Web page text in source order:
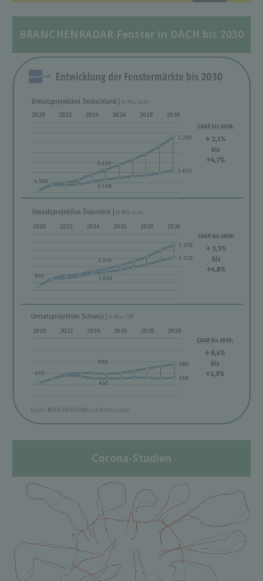
BRANCHENRADAR Fenster in DACH bis 2030
Corona-Studien